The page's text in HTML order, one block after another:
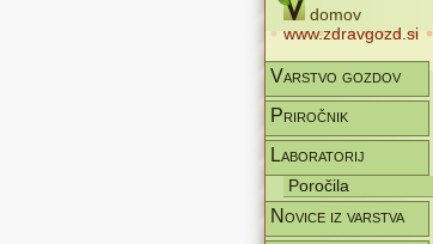
domov
www.zdravgozd.si
Varstvo gozdov
Priročnik
Laboratorij
Poročila
Novice iz varstva